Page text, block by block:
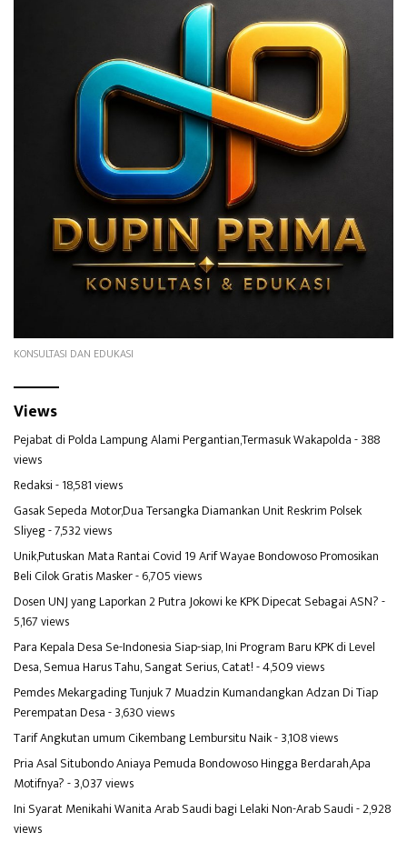
KONSULTASI DAN EDUKASI
Views
Pejabat di Polda Lampung Alami Pergantian,Termasuk Wakapolda- 388
views
Redaksi- 18,581 views
Gasak Sepeda Motor,Dua Tersangka Diamankan Unit Reskrim Polsek
Sliyeg- 7,532 views
Unik,Putuskan Mata Rantai Covid 19 Arif Wayae Bondowoso Promosikan
Beli Cilok Gratis Masker- 6,705 views
Dosen UNJ yang Laporkan 2 Putra Jokowi ke KPK Dipecat Sebagai ASN?-
5,167 views
Para Kepala Desa Se-Indonesia Siap-siap, Ini Program Baru KPK di Level
Desa, Semua Harus Tahu, Sangat Serius, Catat!- 4,509 views
Pemdes Mekargading Tunjuk 7 Muadzin Kumandangkan Adzan Di Tiap
Perempatan Desa- 3,630 views
Tarif Angkutan umum Cikembang Lembursitu Naik- 3,108 views
Pria Asal Situbondo Aniaya Pemuda Bondowoso Hingga Berdarah,Apa
Motifnya?- 3,037 views
Ini Syarat Menikahi Wanita Arab Saudi bagi Lelaki Non-Arab Saudi- 2,928
views